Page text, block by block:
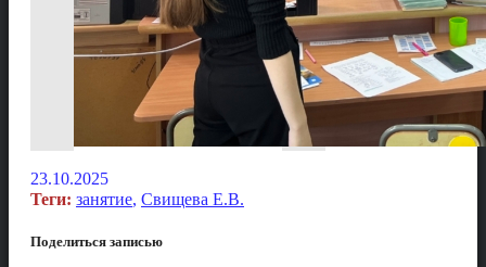
23.10.2025
Теги: занятие, Свищева Е.В.
Поделиться записью